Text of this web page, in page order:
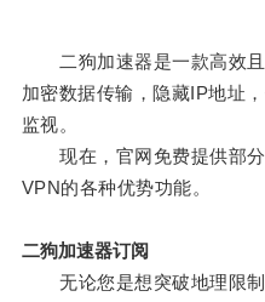
二狗加速器是一款高效且
加密数据传输，隐藏IP地址
监视。
现在，官网免费提供部分
VPN的各种优势功能。
二狗加速器订阅
无论您是想突破地理限制